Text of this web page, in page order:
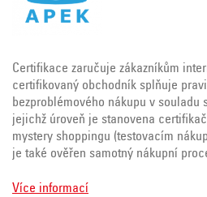
Certifikace zaručuje zákazníkům
certifikovaný obchodník splňuje
bezproblémového nákupu v souladu
jejichž úroveň je stanovena
mystery shoppingu (testovacím
je také ověřen samotný nákupní
Více informací